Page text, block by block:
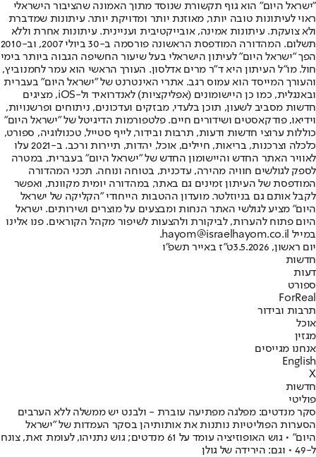
"ישראל היום" הוא גוף תקשורת שנוסד מתוך האמונה שהציבור הישראלי
ראוי לעיתונות טובה יותר, מאוזנת יותר ומדויקת יותר. עיתונות שמדברת
ולא צועקת. עיתונות אמינה, אובייקטיבית ועניינית. עיתונות אחרת וללא
תשלום. המהדורה המודפסת הראשונה פורסמה ב-30 ביולי 2007, וב-2010
הפך "ישראל היום" לעיתון הישראלי בעל שיעור החשיפה הגבוה ביותר בימי
חול. מו"ל העיתון היא ד"ר מרים אדלסון. העורך הראשי הוא עמר לחמנוביץ,
והעורך המייסד הוא עמוס רגב. אתרי האינטרנט של "ישראל היום" בעברית
ובאנגלית, כמו כן היישומונים (אפליקציות) לאנדרואיד ול-iOS, מציגים
חדשות מסביב לשעון, תוכן בלעדי, מבזקים ועדכונים, ניתוחים ופרשנויות,
וידיאו, פודקאסטים ושידורים חיים. פלטפורמות הדיגיטל של "ישראל היום"
כוללות ערוצי חדשות ודעות, תרבות ובידור, לייף סטייל, טכנולוגיה, ספורט,
כלכלה וצרכנות, בריאות, חיילים, אוכל, יהדות, תיירות ורכב. ב-2021 עלו
לאוויר האתר החדש והיישומון החדש של "ישראל היום" בעברית, במטרה
לספק לגולשים חוויה מהירה, עדכנית, בטוחה ונוחה. תכני המהדורה
המודפסת של העיתון זמינים גם באתר, במהדורה יומית מקוונת, ואפשר
לקבל אותם גם בניוזלטר. מועדון ההטבות הייחודי "הקליקה של ישראל
היום" מציע לגולשי האתר הנחות ומבצעים על מוצרים ושירותים. ישראל
היום פתוח להערות, לביקורת ולהצעות לשיפור מקהל הקוראים. פנו אלינו
במייל hayom@israelhayom.co.il.
יום ראשון, 3.5.2026
ט"ז באייר תשפ"ו
חדשות
דעות
ספורט
ForReal
תרבות ובידור
אוכל
מגזין
אנחנו מגייסים
English
X
חדשות
פוליטי
סקר מנדטים: מפלגה מפתיעה עוברת - ולבנט יש ממשלה ללא הערבים
הסערות הפוליטיות נותנות את אותותיהן בסקר העמדות של "ישראל
היום" • גוש האופוזיציה עומד על 61 מנדטים; גוש נתניהו, לעומת זאת, צונח
ל-49 • וגם: הירידה של גולן